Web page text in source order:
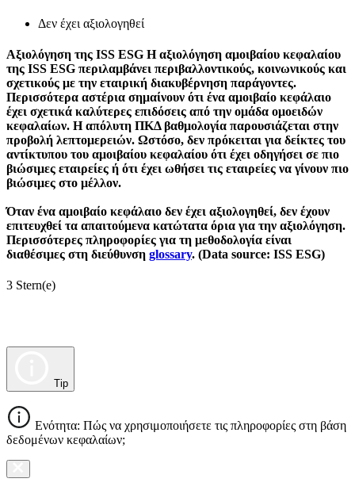
Δεν έχει αξιολογηθεί
Αξιολόγηση της ISS ESG Η αξιολόγηση αμοιβαίου κεφαλαίου
της ISS ESG περιλαμβάνει περιβαλλοντικούς, κοινωνικούς και
σχετικούς με την εταιρική διακυβέρνηση παράγοντες.
Περισσότερα αστέρια σημαίνουν ότι ένα αμοιβαίο κεφάλαιο
έχει σχετικά καλύτερες επιδόσεις από την ομάδα ομοειδών
κεφαλαίων. Η απόλυτη ΠΚΔ βαθμολογία παρουσιάζεται στην
προβολή λεπτομερειών. Ωστόσο, δεν πρόκειται για δείκτες του
αντίκτυπου του αμοιβαίου κεφαλαίου ότι έχει οδηγήσει σε πιο
βιώσιμες εταιρείες ή ότι έχει ωθήσει τις εταιρείες να γίνουν πιο
βιώσιμες στο μέλλον.
Όταν ένα αμοιβαίο κεφάλαιο δεν έχει αξιολογηθεί, δεν έχουν
επιτευχθεί τα απαιτούμενα κατώτατα όρια για την αξιολόγηση.
Περισσότερες πληροφορίες για τη μεθοδολογία είναι
διαθέσιμες στη διεύθυνση glossary. (Data source: ISS ESG)
3 Stern(e)
Tip
Ενότητα: Πώς να χρησιμοποιήσετε τις πληροφορίες στη βάση
δεδομένων κεφαλαίων;